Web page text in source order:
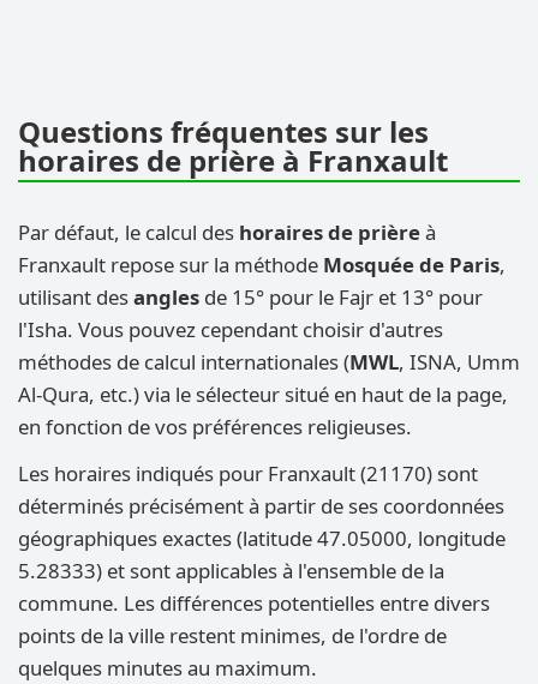
Questions fréquentes sur les
horaires de prière à Franxault
Par défaut, le calcul des horaires de prièreà
Franxault repose sur la méthode Mosquée de Paris,
utilisant desangles de 15° pour le Fajr et 13° pour
l'Isha. Vous pouvez cependant choisir d'autres
méthodes de calcul internationales (MWL, ISNA, Umm
Al-Qura, etc.) via le sélecteur situé en haut de la page,
en fonction de vos préférences religieuses.
Les horaires indiqués pour Franxault (21170) sont
déterminés précisément à partir de ses coordonnées
géographiques exactes (latitude 47.05000, longitude
5.28333) et sont applicables à l'ensemble de la
commune. Les différences potentielles entre divers
points de la ville restent minimes, de l'ordre de
quelques minutes au maximum.